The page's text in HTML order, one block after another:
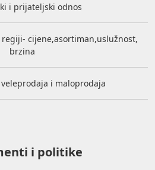
i prijateljski odnos
cijene,asortiman,uslužnost,
brzina
i maloprodaja
i politike